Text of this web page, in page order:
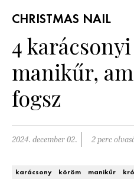
SZÉPSÉG
PSZICHÉ
ÉLETMÓD
PÁRKAPCSOLAT
CHRISTMAS NAIL
4
manikűr,
fogsz
2024. december 02. 2 perc
karácsony köröm manikűr